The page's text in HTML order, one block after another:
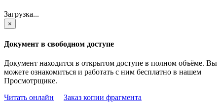
Загрузка...
×
Документ в свободном доступе
Документ находится в открытом доступе в полном объёме. Вы
можете ознакомиться и работать с ним бесплатно в нашем
Просмотрщике.
Читать онлайн
Заказ копии фрагмента